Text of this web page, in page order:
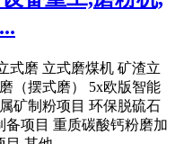
式磨 立式磨煤机 矿渣立
（摆式磨） 5x欧版智能
矿制粉项目 环保脱硫石
备项目 重质碳酸钙粉磨加